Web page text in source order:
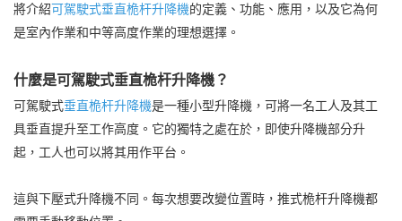
將介紹可駕駛式垂直桅杆升降機的定義、功能、應用，以及它為何
是室內作業和中等高度作業的理想選擇。
什麼是可駕駛式垂直桅杆升降機？
可駕駛式垂直桅杆升降機是一種小型升降機，可將一名工人及其工
具垂直提升至工作高度。它的獨特之處在於，即使升降機部分升
起，工人也可以將其用作平台。
這與下壓式升降機不同。每次想要改變位置時，推式桅杆升降機都